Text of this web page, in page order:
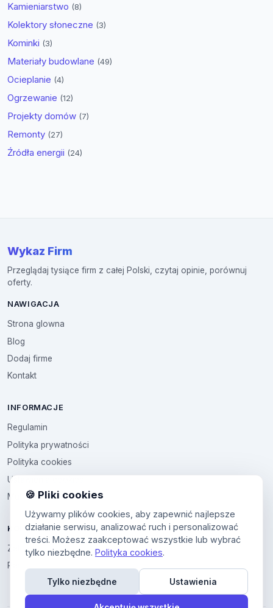
Kamieniarstwo (8)
Kolektory słoneczne (3)
Kominki (3)
Materiały budowlane (49)
Ocieplanie (4)
Ogrzewanie (12)
Projekty domów (7)
Remonty (27)
Źródła energii (24)
Wykaz Firm
Przeglądaj tysiące firm z całej Polski, czytaj opinie, porównuj
oferty.
NAWIGACJA
Strona glowna
Blog
Dodaj firme
Kontakt
INFORMACJE
Regulamin
Polityka prywatności
Polityka cookies
Ustawienia cookies
Multikod
KONTO
Zaloguj sie
Panel uzytkownika
🍪 Pliki cookies
Używamy plików cookies, aby zapewnić najlepsze
działanie serwisu, analizować ruch i personalizować
treści. Możesz zaakceptować wszystkie lub wybrać
tylko niezbędne. Polityka cookies.
Tylko niezbędne Ustawienia